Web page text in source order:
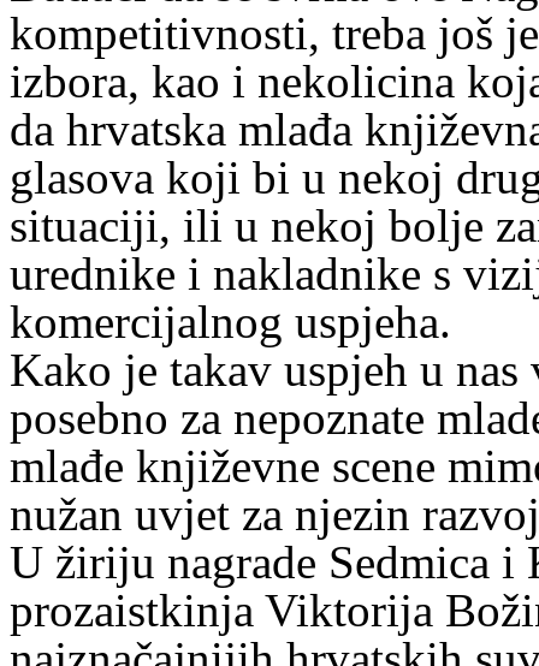
kompetitivnosti, treba još
izbora, kao i nekolicina
da hrvatska mlađa
glasova koji bi u nekoj
situaciji, ili u nekoj bolje
urednike i nakladnike s
komercijalnog uspjeha.
Kako je takav uspjeh u
posebno za nepoznate
mlađe književne scene
nužan uvjet za njezin
U žiriju nagrade Sedmica i
prozaistkinja Viktorija